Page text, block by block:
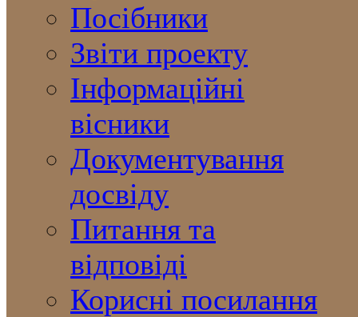
Посібники
Звіти проекту
Інформаційні
вісники
Документування
досвіду
Питання та
відповіді
Корисні посилання